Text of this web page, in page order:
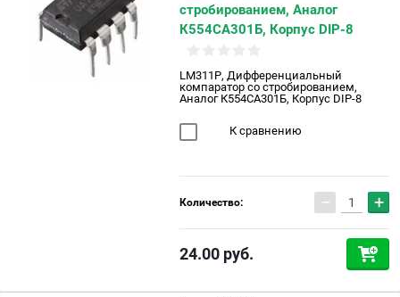
стробированием, Аналог
К554СА301Б, Корпус DIP-8
LM311P, Дифференциальный
компаратор со стробированием,
Аналог К554СА301Б, Корпус DIP-8
К сравнению
Количество: − +
24.00 руб.